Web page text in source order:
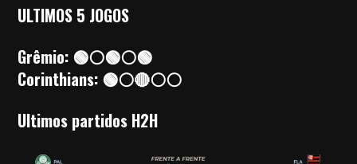
ULTIMOS 5 JOGOS
Grêmio: 🟢⚪🟢⚪🟢
Corinthians: 🟢⚪🔴⚪⚪
Ultimos partidos H2H